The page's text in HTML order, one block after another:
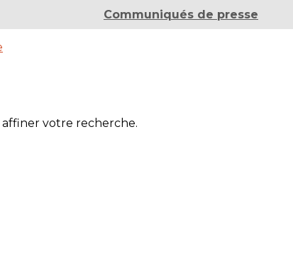
Communiqués de presse
affiner votre recherche.